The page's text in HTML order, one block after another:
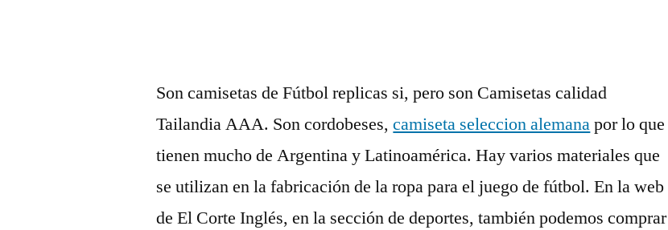
Son camisetas de Fútbol replicas si, pero son Camisetas calidad
Tailandia AAA. Son cordobeses,camiseta seleccion alemanapor lo que
tienen mucho de Argentina y Latinoamérica. Hay varios materiales que
se utilizan en la fabricación de la ropa para el juego de fútbol. En la web
de El Corte Inglés, en la sección de deportes, también podemos comprar